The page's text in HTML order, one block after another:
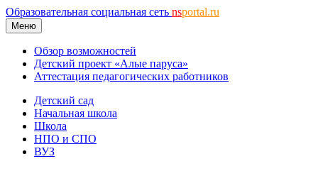
Образовательная социальная сеть nsportal.ru
Меню
Обзор возможностей
Детский проект «Алые паруса»
Аттестация педагогических работников
Детский сад
Начальная школа
Школа
НПО и СПО
ВУЗ